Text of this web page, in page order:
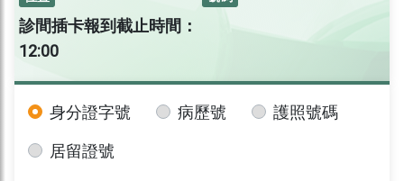
診間插卡報到截止時間：
12:00
身分證字號 病歷號
護照號碼
居留證號